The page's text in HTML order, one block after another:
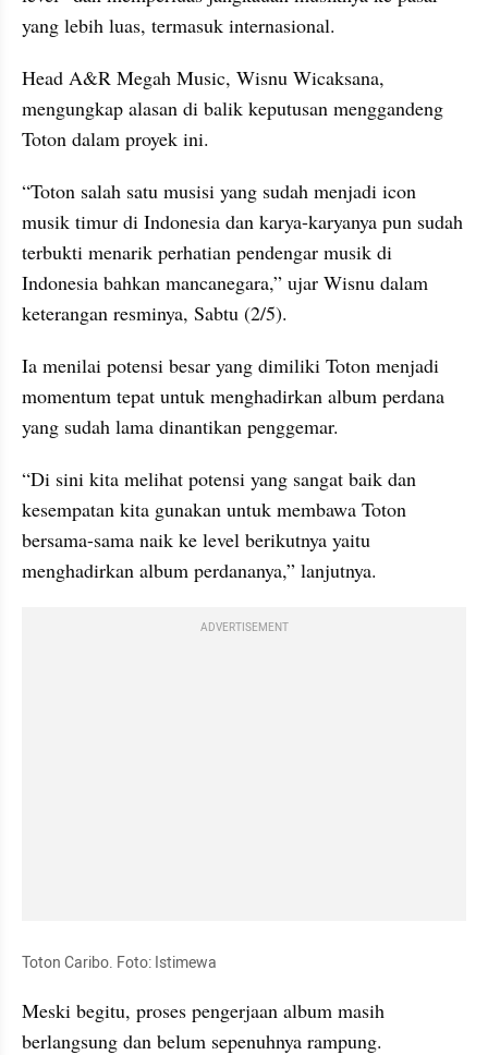
yang lebih luas, termasuk internasional.
Head A&R Megah Music, Wisnu Wicaksana,
mengungkap alasan di balik keputusan menggandeng
Toton dalam proyek ini.
“Toton salah satu musisi yang sudah menjadi icon
musik timur di Indonesia dan karya-karyanya pun sudah
terbukti menarik perhatian pendengar musik di
Indonesia bahkan mancanegara,” ujar Wisnu dalam
keterangan resminya, Sabtu (2/5).
Ia menilai potensi besar yang dimiliki Toton menjadi
momentum tepat untuk menghadirkan album perdana
yang sudah lama dinantikan penggemar.
“Di sini kita melihat potensi yang sangat baik dan
kesempatan kita gunakan untuk membawa Toton
bersama-sama naik ke level berikutnya yaitu
menghadirkan album perdananya,” lanjutnya.
ADVERTISEMENT
Toton Caribo. Foto: Istimewa
Meski begitu, proses pengerjaan album masih
berlangsung dan belum sepenuhnya rampung.